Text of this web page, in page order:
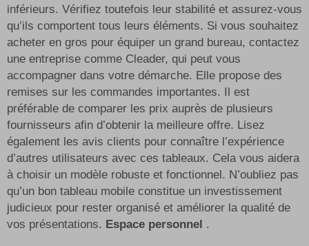
inférieurs. Vérifiez toutefois leur stabilité et assurez-vous
qu’ils comportent tous leurs éléments. Si vous souhaitez
acheter en gros pour équiper un grand bureau, contactez
une entreprise comme Cleader, qui peut vous
accompagner dans votre démarche. Elle propose des
remises sur les commandes importantes. Il est
préférable de comparer les prix auprès de plusieurs
fournisseurs afin d’obtenir la meilleure offre. Lisez
également les avis clients pour connaître l’expérience
d’autres utilisateurs avec ces tableaux. Cela vous aidera
à choisir un modèle robuste et fonctionnel. N’oubliez pas
qu’un bon tableau mobile constitue un investissement
judicieux pour rester organisé et améliorer la qualité de
vos présentations. Espace personnel .